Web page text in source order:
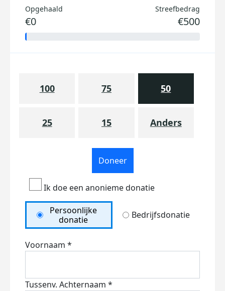
Opgehaald
€0
Streefbedrag
€500
100 75 50
25 15 Anders
Doneer
Ik doe een anonieme donatie
Persoonlijke
donatie
Bedrijfsdonatie
Voornaam *
Tussenv. Achternaam *